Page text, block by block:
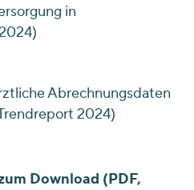
in
Abrechnungsdaten
2024)
Download (PDF,